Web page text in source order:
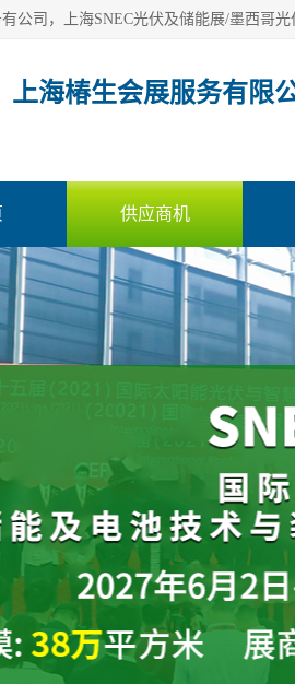
上海椿生会展服务有限
供应商机